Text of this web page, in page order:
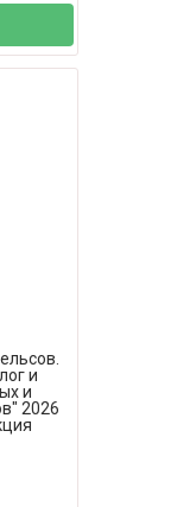
и
и
2026